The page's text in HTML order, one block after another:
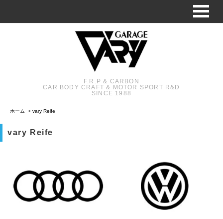
F.R.P & CARBON
CAR BODY CRAFT & MOTOR SPORT R&D
SINCE 1988
ホーム > vary Reife
vary Reife